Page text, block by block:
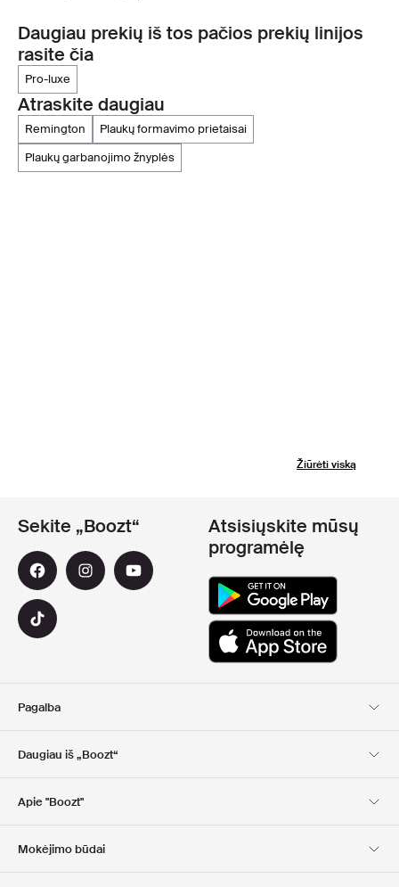
Daugiau prekių iš tos pačios prekių linijos
rasite čia
pro-luxe
Atraskite daugiau
remington
plaukų formavimo prietaisai
plaukų garbanojimo žnyplės
Žiūrėti viską
Pagalba
Daugiau iš „Boozt“
Club Boozt
Apie "Boozt"
Sekite „Boozt“
Atsisiųskite mūsų
programėlę
Mokėjimo būdai